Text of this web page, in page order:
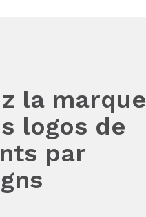
la marque
logos de
par